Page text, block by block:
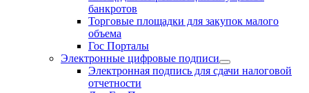
банкротов
Торговые площадки для закупок малого
объема
Гос Порталы
Электронные цифровые подписи
Электронная подпись для сдачи налоговой
отчетности